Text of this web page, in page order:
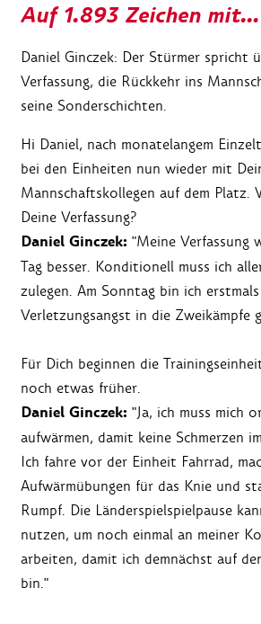
Auf 1.893 Zeichen mit...
Daniel Ginczek: Der Stürmer spricht
Verfassung, die Rückkehr ins
seine Sonderschichten.
Hi Daniel, nach monatelangem
bei den Einheiten nun wieder mit
Mannschaftskollegen auf dem Platz.
Deine Verfassung?
Daniel Ginczek: "Meine Verfassung
Tag besser. Konditionell muss ich
zulegen. Am Sonntag bin ich
Verletzungsangst in die Zweikämpfe
Für Dich beginnen die
noch etwas früher.
Daniel Ginczek: "Ja, ich muss mich
aufwärmen, damit keine Schmerzen
Ich fahre vor der Einheit Fahrrad,
Aufwärmübungen für das Knie und
Rumpf. Die Länderspielspielpause
nutzen, um noch einmal an meiner
arbeiten, damit ich demnächst auf
bin."